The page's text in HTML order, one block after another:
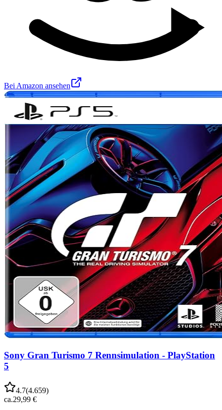
Bei Amazon ansehen
Sony Gran Turismo 7 Rennsimulation - PlayStation
5
4.7(4.659)
ca.29,99 €